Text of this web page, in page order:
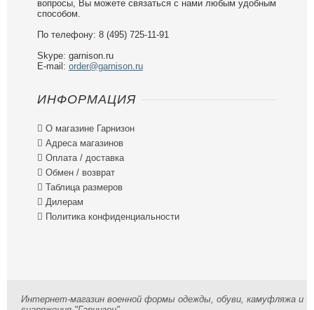
вопросы, Вы можете связаться с нами любым удобным
способом.
По телефону: 8 (495) 725-11-91
Skype: garnison.ru
E-mail: order@garnison.ru
ИНФОРМАЦИЯ
 О магазине Гарнизон
 Адреса магазинов
 Оплата / доставка
 Обмен / возврат
 Таблица размеров
 Дилерам
 Политика конфиденциальности
Интернет-магазин военной формы одежды, обуви, камуфляжа и